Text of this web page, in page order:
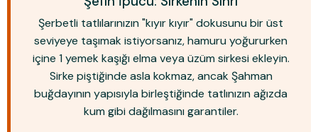
Şerbetli tatlılarınızın "kıyır kıyır" dokusunu bir üst
seviyeye taşımak istiyorsanız, hamuru yoğururken
içine 1 yemek kaşığı elma veya üzüm sirkesiekleyin.
Sirke piştiğinde asla kokmaz, ancak Şahman
buğdayının yapısıyla birleştiğinde tatlınızın ağızda
kum gibi dağılmasını garantiler.